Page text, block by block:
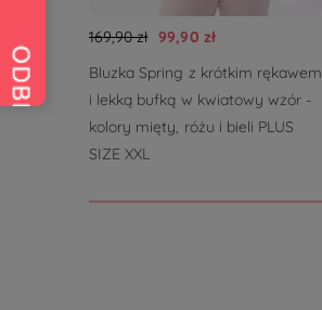
169,90 zł 99,90 zł
Bluzka Spring z krótkim rękawem
i lekką bufką w kwiatowy wzór -
kolory mięty, różu i bieli PLUS
SIZE XXL